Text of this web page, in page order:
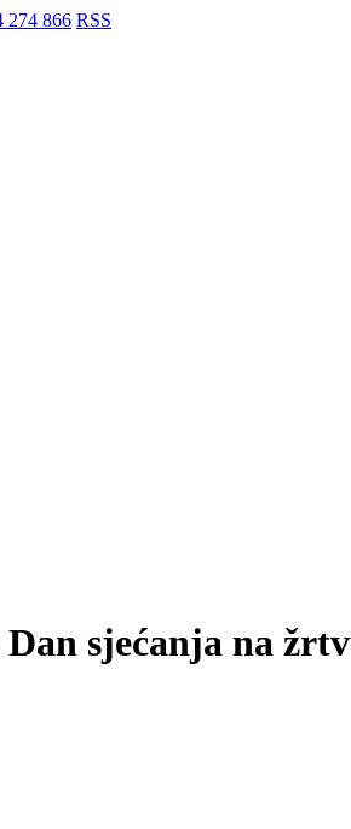
274 866 RSS
sjećanja na